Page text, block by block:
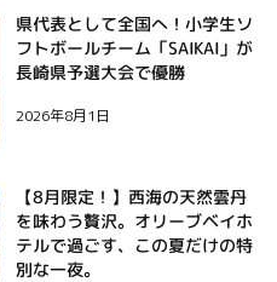
県代表として全国へ！小学生ソ
フトボールチーム「SAIKAI」が
長崎県予選大会で優勝
2026年8月1日
【8月限定！】西海の天然雲丹
を味わう贅沢。オリーブベイホ
テルで過ごす、この夏だけの特
別な一夜。